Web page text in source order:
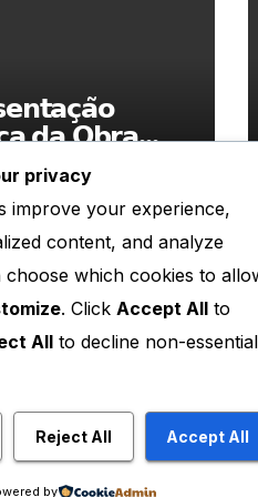
𝗱𝗮 𝗢𝗯𝗿𝗮
𝗮
𝗲 𝗲𝗹𝗮
Online
privacy
improve your experience,
content, and analyze
choose which cookies to
. Click Accept All to
All to decline non-essential
Reject All Accept All
by